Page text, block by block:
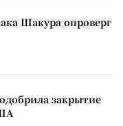
Шакура опроверг
закрытие